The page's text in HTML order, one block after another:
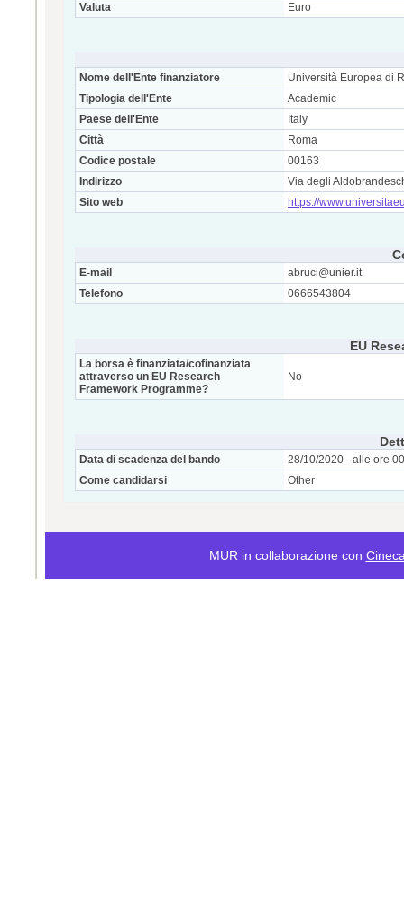
Valuta
Euro
Nome dell'Ente finanziatore
Università Europea di
Tipologia dell'Ente
Academic
Paese dell'Ente
Italy
Città
Roma
Codice postale
00163
Indirizzo
Via degli
Sito web
https://
E-mail
abruci@unier.it
Telefono
0666543804
EU
La borsa è finanziata/cofinanziata
attraverso un EU Research
Framework Programme?
No
Data di scadenza del bando
28/10/2020 - alle ore
Come candidarsi
Other
MUR in collaborazione con